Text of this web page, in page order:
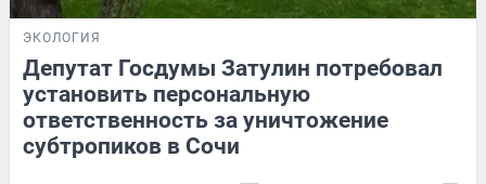
ЭКОЛОГИЯ
Депутат Госдумы Затулин потребовал
установить персональную
ответственность за уничтожение
субтропиков в Сочи